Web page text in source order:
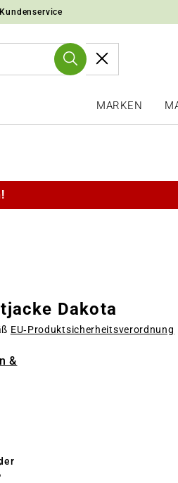
MARKEN
&
Dakota
EU‑Produktsicherheitsverordnung